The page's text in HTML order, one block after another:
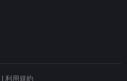
利用規約